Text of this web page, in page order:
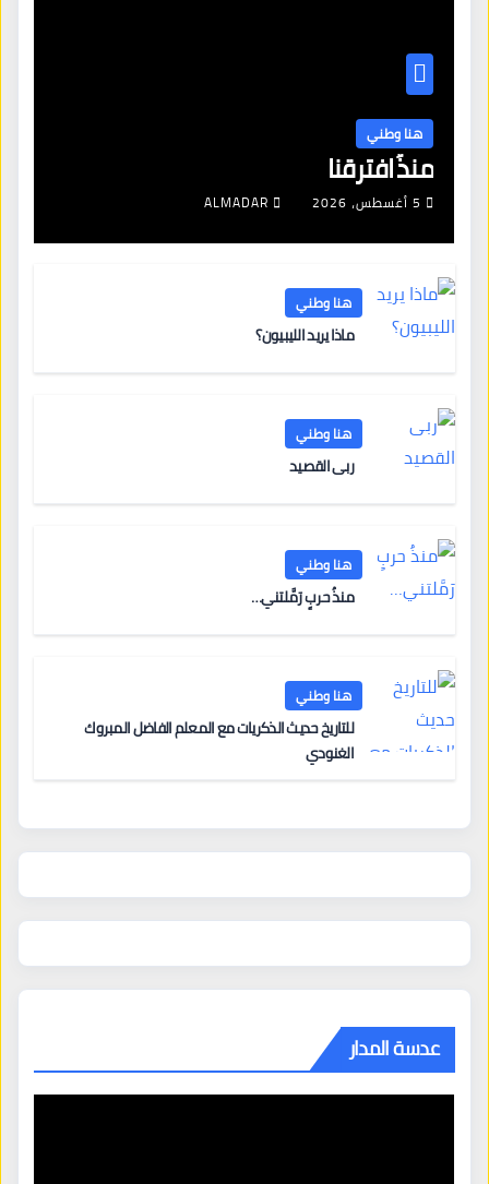
هنا وطني
منذُ افترقنا
5 أغسطس، 2026 ALMADAR
هنا وطني
ماذا يريد الليبيون؟
هنا وطني
ربى القصيد
هنا وطني
منذُ حربٍ رَمَّلتني…
هنا وطني
للتاريخ حديث الذكريات مع المعلم الفاضل المبروك
الغنودي
عدسة المدار